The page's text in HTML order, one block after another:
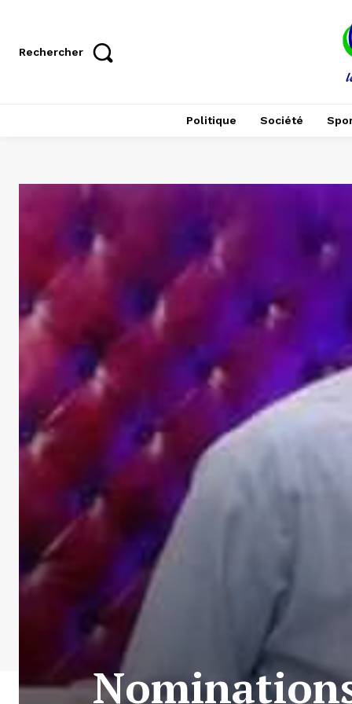
Rechercher
Politique Société